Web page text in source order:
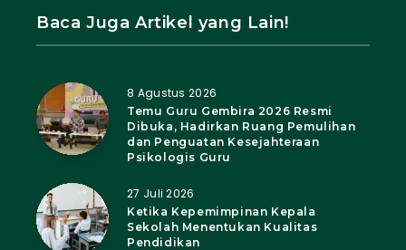
Baca Juga Artikel yang Lain!
8 Agustus 2026
Temu Guru Gembira 2026 Resmi
Dibuka, Hadirkan Ruang Pemulihan
dan Penguatan Kesejahteraan
Psikologis Guru
27 Juli 2026
Ketika Kepemimpinan Kepala
Sekolah Menentukan Kualitas
Pendidikan